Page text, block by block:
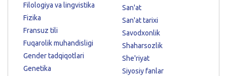
Filologiya va lingvistika
Fizika
Fransuz tili
Fuqarolik muhandisligi
Gender tadqiqotlari
Genetika
San'at
San'at tarixi
Savodxonlik
Shaharsozlik
She'riyat
Siyosiy fanlar